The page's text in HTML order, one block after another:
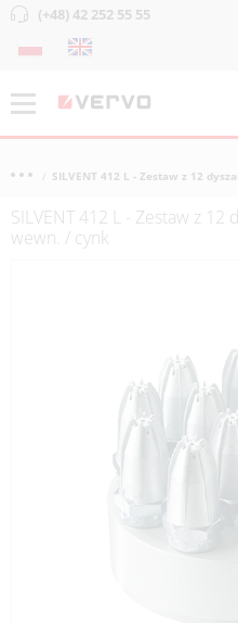
(+48) 42 252 55 55
SILVENT 412 L - Zestaw z 12
SILVENT 412 L - Zestaw z 12
wewn. / cynk